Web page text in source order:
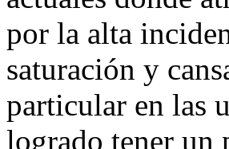
por la alta
saturación y
particular en las
logrado tener un